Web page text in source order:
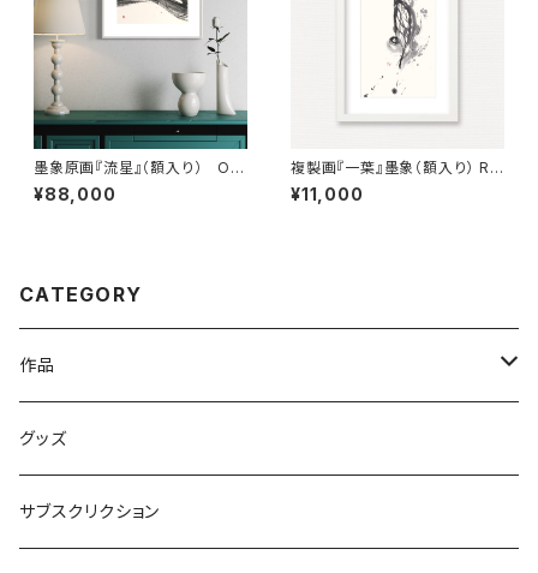
墨象原画『流星』（額入り） Ori
ginal Painting「Meteor」（Fra
med）
¥88,000
複製画『一葉』墨象（額入り） Re
production painting「One l
eaf」（Framed）
¥11,000
CATEGORY
作品
原画
複製画
グッズ
サブスクリクション